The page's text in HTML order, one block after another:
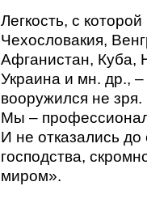
Легкость, с
Чехословакия,
Афганистан, Куба,
Украина и мн. др.,
вооружился не зря.
Мы –
И не отказались
господства,
миром».